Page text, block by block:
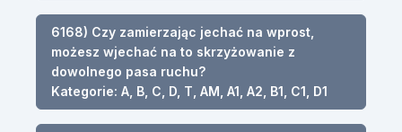
6168) Czy zamierzając jechać na wprost,
możesz wjechać na to skrzyżowanie z
dowolnego pasa ruchu?
Kategorie: A, B, C, D, T, AM, A1, A2, B1, C1, D1